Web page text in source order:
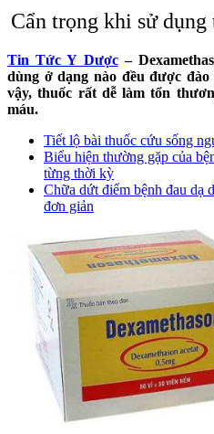
Cẩn trọng khi sử dụng
Tin Tức Y Dược–
dùng ở dạng nào đều được
vậy, thuốc rất dễ làm tổn
máu.
Tiết lộ bài thuốc cứu sống
Biểu hiện thường gặp của
từng thời kỳ
Chữa dứt điểm bệnh đau dạ
đơn giản